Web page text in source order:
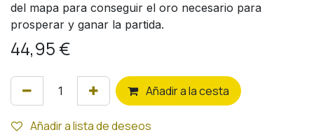
del mapa para conseguir el oro necesario para
prosperar y ganar la partida.
44,95 €
Añadir a la cesta
Añadir a lista de deseos